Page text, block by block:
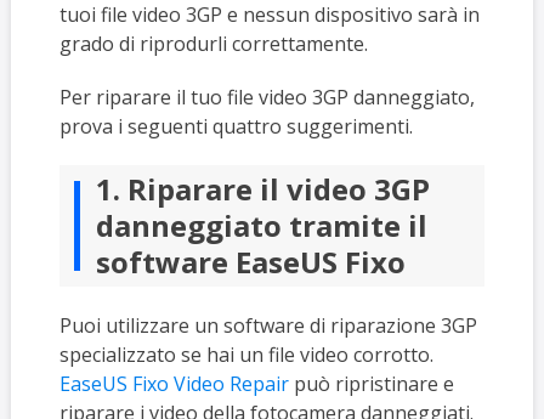
tuoi file video 3GP e nessun dispositivo sarà in
grado di riprodurli correttamente.
Per riparare il tuo file video 3GP danneggiato,
prova i seguenti quattro suggerimenti.
1. Riparare il video 3GP
danneggiato tramite il
software EaseUS Fixo
Puoi utilizzare un software di riparazione 3GP
specializzato se hai un file video corrotto.
EaseUS Fixo Video Repairpuò ripristinare e
riparare i video della fotocamera danneggiati.